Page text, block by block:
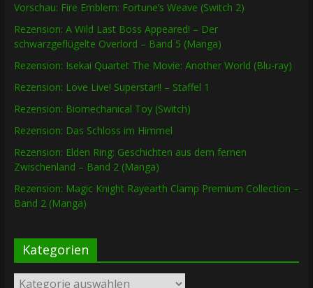
Vorschau: Fire Emblem: Fortune’s Weave (Switch 2)
Rezension: A Wild Last Boss Appeared! – Der
schwarzgeflügelte Overlord – Band 5 (Manga)
Rezension: Isekai Quartet The Movie: Another World (Blu-ray)
Rezension: Love Live! Superstar!! – Staffel 1
Rezension: Biomechanical Toy (Switch)
Rezension: Das Schloss im Himmel
Rezension: Elden Ring: Geschichten aus dem fernen
Zwischenland – Band 2 (Manga)
Rezension: Magic Knight Rayearth Clamp Premium Collection –
Band 2 (Manga)
Kategorien
Kategorien